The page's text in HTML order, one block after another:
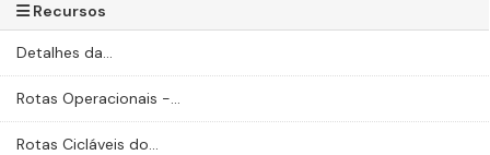
Recursos
Detalhes da...
Rotas Operacionais -...
Rotas Cicláveis do...